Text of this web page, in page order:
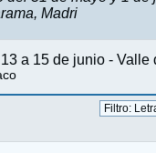
Madri
a 15 de junio - Valle